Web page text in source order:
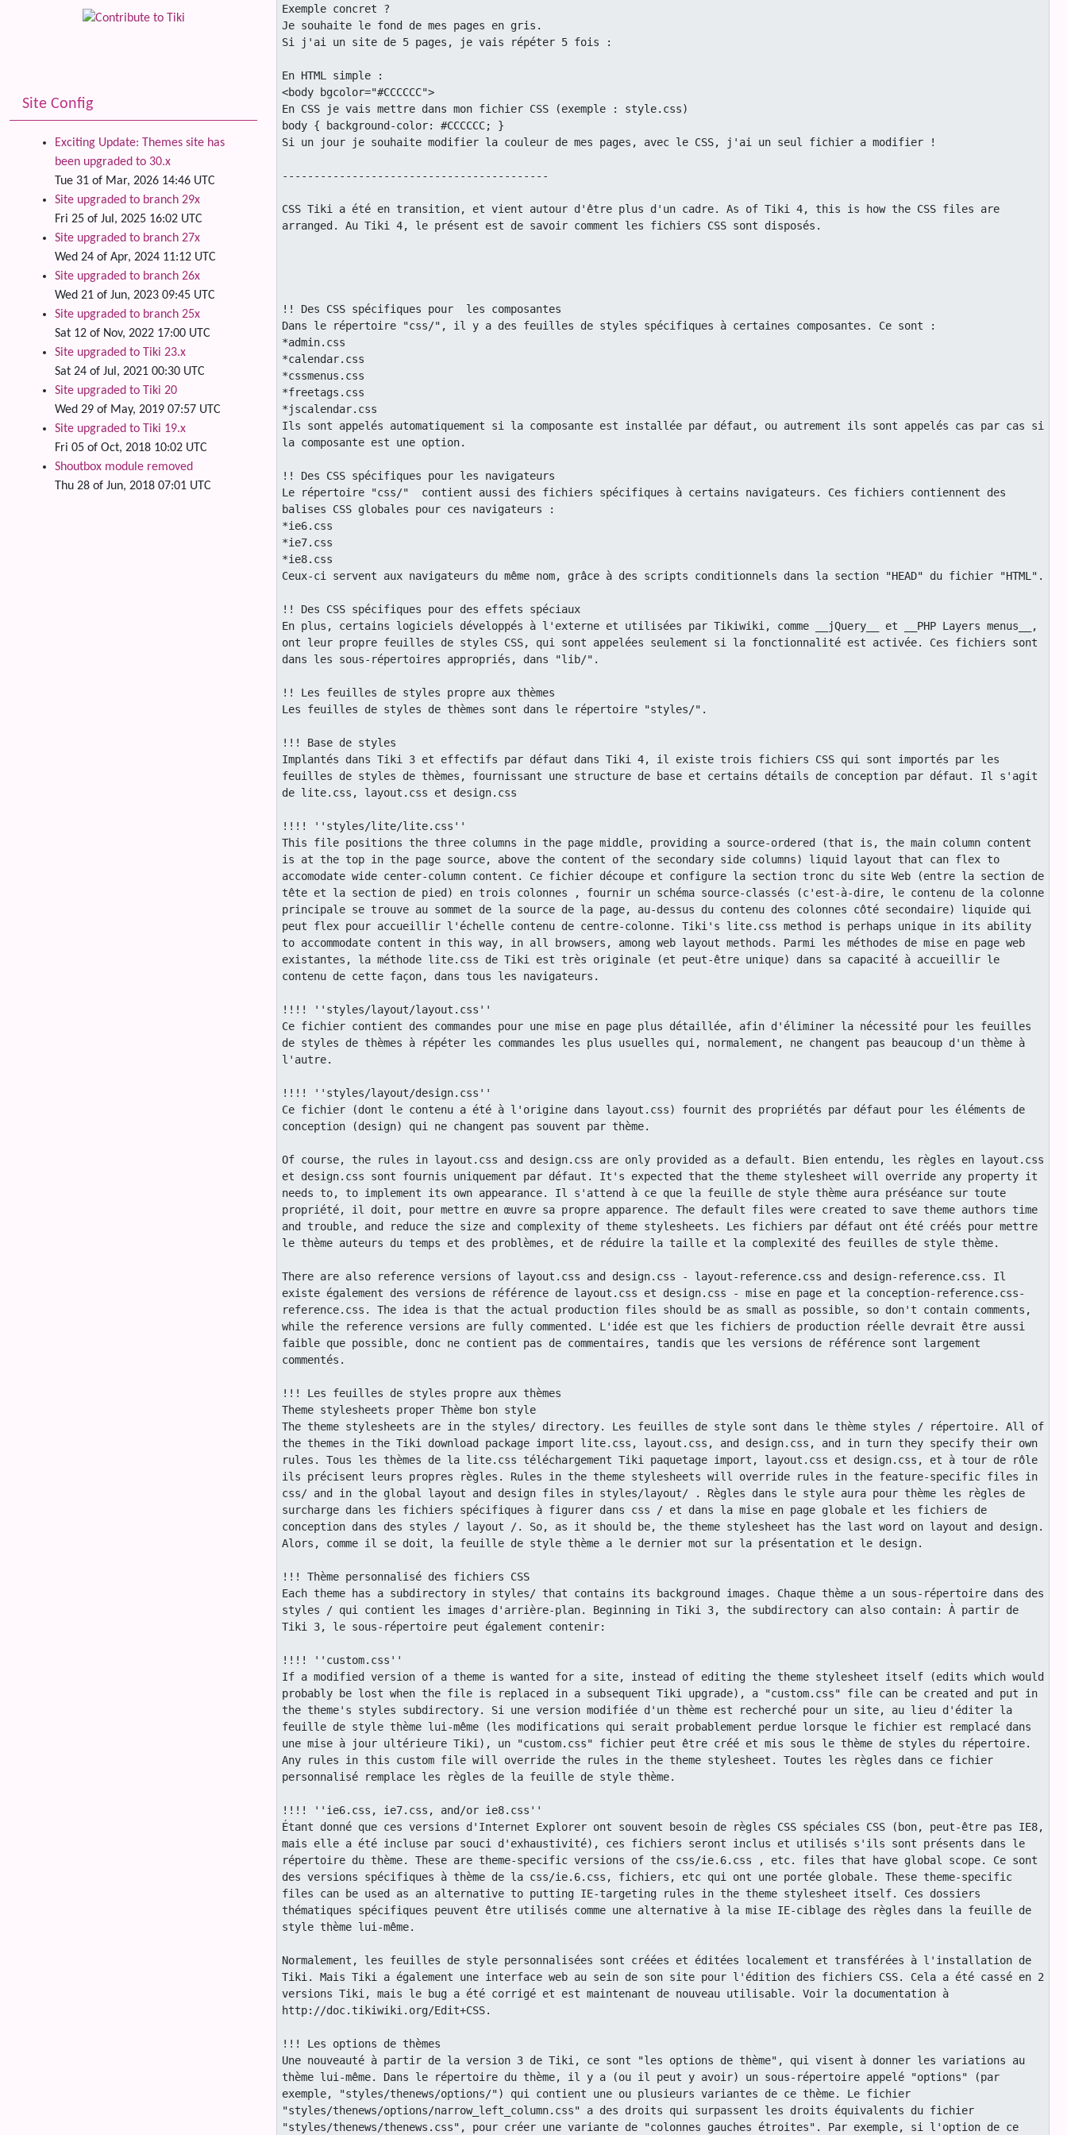
Site Config
Exciting Update: Themes site has
been upgraded to 30.x
Tue 31 of Mar, 2026 14:46 UTC
Site upgraded to branch 29x
Fri 25 of Jul, 2025 16:02 UTC
Site upgraded to branch 27x
Wed 24 of Apr, 2024 11:12 UTC
Site upgraded to branch 26x
Wed 21 of Jun, 2023 09:45 UTC
Site upgraded to branch 25x
Sat 12 of Nov, 2022 17:00 UTC
Site upgraded to Tiki 23.x
Sat 24 of Jul, 2021 00:30 UTC
Site upgraded to Tiki 20
Wed 29 of May, 2019 07:57 UTC
Site upgraded to Tiki 19.x
Fri 05 of Oct, 2018 10:02 UTC
Shoutbox module removed
Thu 28 of Jun, 2018 07:01 UTC